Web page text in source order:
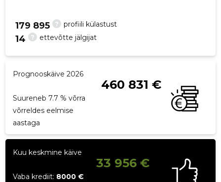
? profiili külastust
179 895
? ettevõtte jälgijat
14
Prognooskäive 2026
460 831 €
Suureneb 7.7 % võrra
võrreldes eelmise
aastaga
Kuu keskmine käive
33 956 €
Vaba krediit: 8000 €